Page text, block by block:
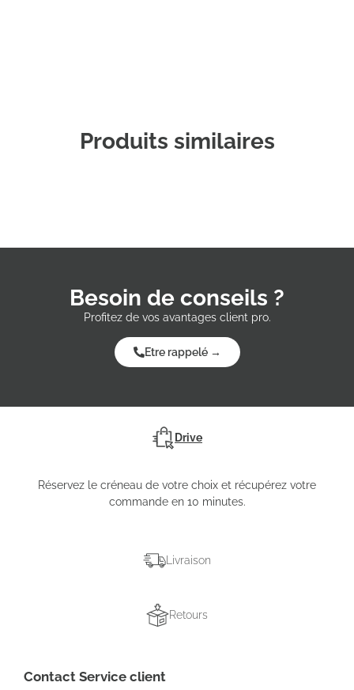
Produits similaires
Besoin de conseils ?
Profitez de vos avantages client pro.
Etre rappelé →
Drive
Livraison
Retours
Réservez le créneau de votre choix et récupérez votre
commande en 10 minutes.
Contact Service client